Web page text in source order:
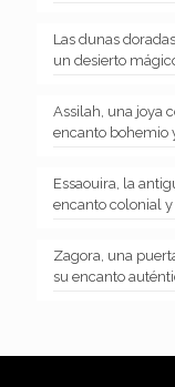
Las dunas
un desierto
Assilah, una joya
encanto bohemio
Essaouira, la
encanto colonial
Zagora, una
su encanto